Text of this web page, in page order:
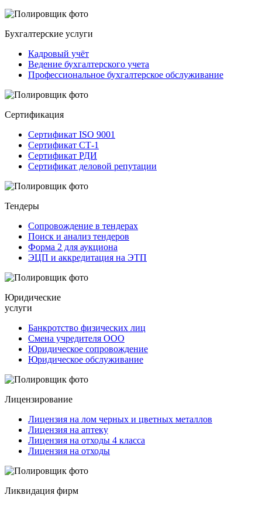
Бухгалтерские услуги
Кадровый учёт
Ведение бухгалтерского учета
Профессиональное бухгалтерское обслуживание
Сертификация
Сертификат ISO 9001
Сертификат СТ-1
Сертификат РДИ
Сертификат деловой репутации
Тендеры
Сопровождение в тендерах
Поиск и анализ тендеров
Форма 2 для аукциона
ЭЦП и аккредитация на ЭТП
Юридические
услуги
Банкротство физических лиц
Смена учредителя ООО
Юридическое сопровождение
Юридическое обслуживание
Лицензирование
Лицензия на лом черных и цветных металлов
Лицензия на аптеку
Лицензия на отходы 4 класса
Лицензия на отходы
Ликвидация фирм